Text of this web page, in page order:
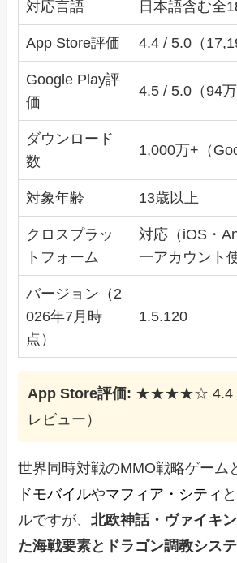
対応言語 日本語含む全
App Store評価 4.4 / 5.0（
Google Play評
価
4.5 / 5.0（94万
ダウンロード
数
1,000万+（
対象年齢 13歳以上
クロスプラッ
トフォーム
対応（iOS・
一アカウント
バージョン（2
026年7月時
点）
1.5.120
App Store評価: ★★★★☆ 4.4
レビュー）
世界同時対戦のMMO戦略ゲーム
ドモバイルやマフィア・シティ
ルですが、北欧神話・ヴァイキ
た海戦要素とドラゴン調教シス